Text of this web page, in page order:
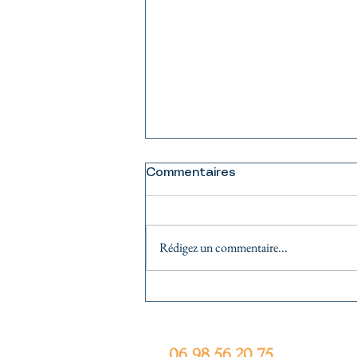
Commentaires
Rédigez un commentaire...